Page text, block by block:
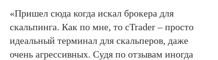
«Пришел сюда когда искал брокера для
скальпинга. Как по мне, то cTrader – просто
идеальный терминал для скальперов, даже
очень агрессивных. Судя по отзывам иногда